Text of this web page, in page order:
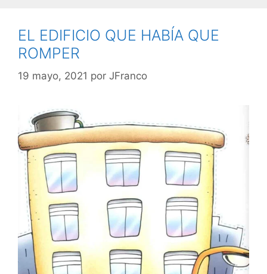
EL EDIFICIO QUE HABÍA QUE
ROMPER
19 mayo, 2021 por JFranco